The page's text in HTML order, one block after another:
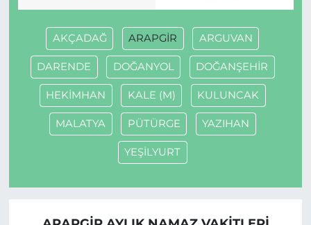
AKÇADAĞ ARAPGİR ARGUVAN
DARENDE DOĞANYOL DOĞANŞEHİR
HEKİMHAN KALE (M) KULUNCAK
MALATYA PÜTÜRGE YAZIHAN
YEŞİLYURT